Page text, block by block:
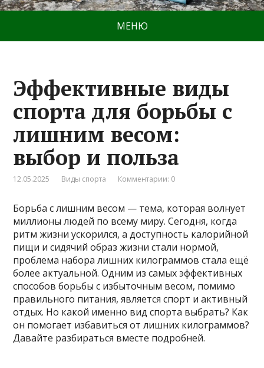
МЕНЮ
Эффективные виды
спорта для борьбы с
лишним весом:
выбор и польза
12.05.2025 Виды спорта Комментарии: 0
Борьба с лишним весом — тема, которая волнует
миллионы людей по всему миру. Сегодня, когда
ритм жизни ускорился, а доступность калорийной
пищи и сидячий образ жизни стали нормой,
проблема набора лишних килограммов стала ещё
более актуальной. Одним из самых эффективных
способов борьбы с избыточным весом, помимо
правильного питания, является спорт и активный
отдых. Но какой именно вид спорта выбрать? Как
он помогает избавиться от лишних килограммов?
Давайте разбираться вместе подробней.